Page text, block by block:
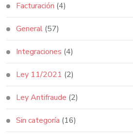
Facturación (4)
General (57)
Integraciones (4)
Ley 11/2021 (2)
Ley Antifraude (2)
Sin categoría (16)